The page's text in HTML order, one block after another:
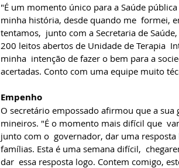
"É um momento único para a Saúde
minha história, desde quando me  formei,
tentamos,  junto com a Secretaria de
200 leitos abertos de Unidade de Terapia
minha  intenção de fazer o bem para a
acertadas. Conto com uma equipe muito
Empenho
O secretário empossado afirmou que a
mineiros. "É o momento mais difícil que
junto com o  governador, dar uma
famílias. Esta é uma semana difícil,
dar  essa resposta logo. Contem comigo,